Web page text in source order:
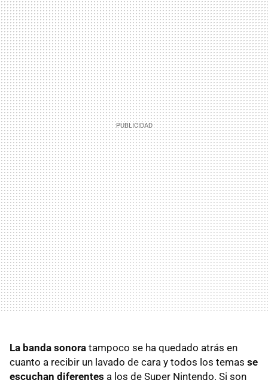
La banda sonora tampoco se ha quedado atrás en
cuanto a recibir un lavado de cara y todos los temas se
escuchan diferentes a los de Super Nintendo. Si son